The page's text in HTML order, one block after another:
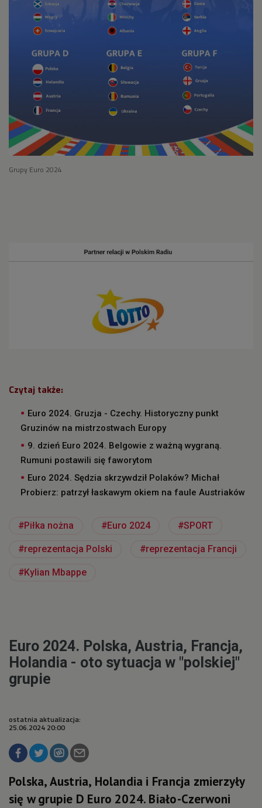
Grupy Euro 2024
Czytaj także:
Euro 2024. Gruzja - Czechy. Historyczny punkt
Gruzinów na mistrzostwach Europy
9. dzień Euro 2024. Belgowie z ważną wygraną.
Rumuni postawili się faworytom
Euro 2024. Sędzia skrzywdził Polaków? Michał
Probierz: patrzył łaskawym okiem na faule Austriaków
Piłka nożna Euro 2024 SPORT
reprezentacja Polski reprezentacja Francji
Kylian Mbappe
Euro 2024. Polska, Austria, Francja,
Holandia - oto sytuacja w "polskiej"
grupie
ostatnia aktualizacja:
25.06.2024 20:00
Polska, Austria, Holandia i Francja zmierzyły
się w grupie D Euro 2024. Biało-Czerwoni